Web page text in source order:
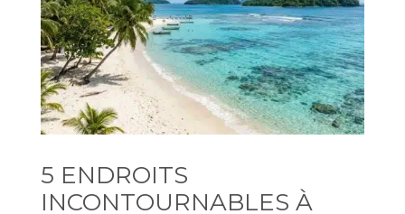
5 ENDROITS
INCONTOURNABLES À